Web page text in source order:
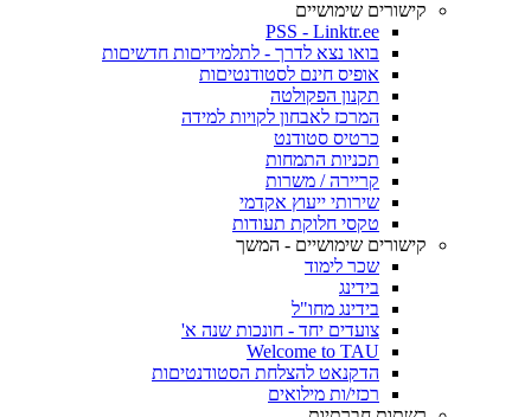
קישורים שימושיים
PSS - Linktr.ee
בואו נצא לדרך - לתלמידיםות חדשיםות
אופיס חינם לסטודנטיםות
תקנון הפקולטה
המרכז לאבחון לקויות למידה
כרטיס סטודנט
תכניות התמחות
קריירה / משרות
שירותי ייעוץ אקדמי
טקסי חלוקת תעודות
קישורים שימושיים - המשך
שכר לימוד
בידינג
בידינג מחו"ל
צועדים יחד - חונכות שנה א'
Welcome to TAU
הדקנאט להצלחת הסטודנטיםות
רכזי/ות מילואים